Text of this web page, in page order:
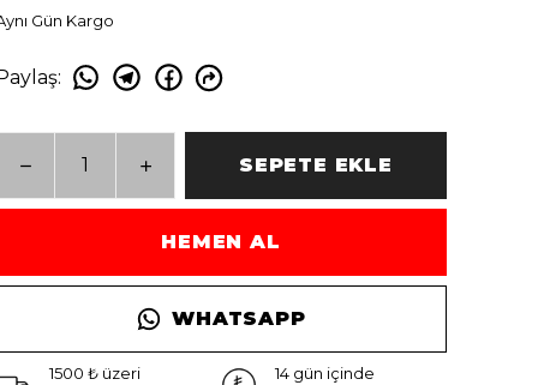
Gün Kargo
:
SEPETE EKLE
HEMEN AL
WHATSAPP
1500 ₺ üzeri
14 gün içinde